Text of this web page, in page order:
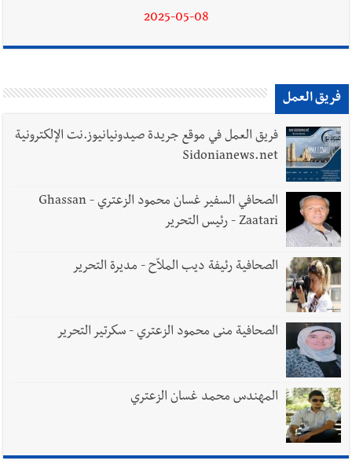
العالم العربي
رجل الاعمال الاماراتي خلف الحبتور : 112 شهيداً
يبقى الشعب الفلسطيني يعيش كل هذا الألم؟ وإلى متى تستمر هذه
المعاناة التي تمزق القلوب والضمائر؟
أخبار العالم
وإعلام إيراني: الاتّفاق مع عُمان مؤجّل ما دامت التهديدات مستمرّة
2025-05-08
فريق العمل
فريق العمل في موقع جريدة صيدونيانيوز.نت الإلكترونية
Sidonianews.net
الصحافي السفير غسان محمود الزعتري - Ghassan
Zaatari - رئيس التحرير
الصحافية رئيفة ديب الملاّح - مديرة التحرير
الصحافية منى محمود الزعتري - سكرتير التحرير
المهندس محمد غسان الزعتري